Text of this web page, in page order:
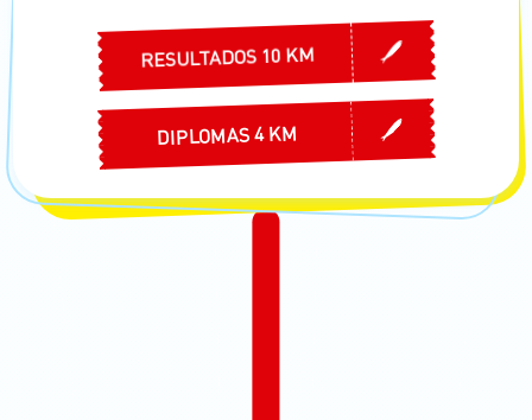
RESULTADOS 10 KM
DIPLOMAS 4 KM